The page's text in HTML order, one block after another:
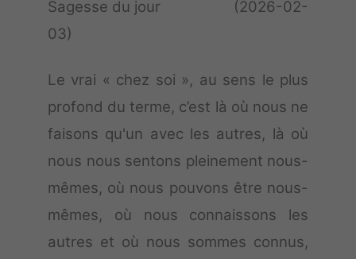
Sagesse du jour (2026-02-
03)
Le vrai « chez soi », au sens le plus
profond du terme, c’est là où nous ne
faisons qu'un avec les autres, là où
nous nous sentons pleinement nous-
mêmes, où nous pouvons être nous-
mêmes, où nous connaissons les
autres et où nous sommes connus,